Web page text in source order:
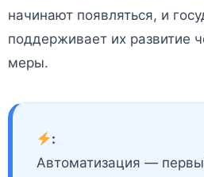
начинают появляться, и
поддерживает их развитие
меры.
:
Автоматизация —